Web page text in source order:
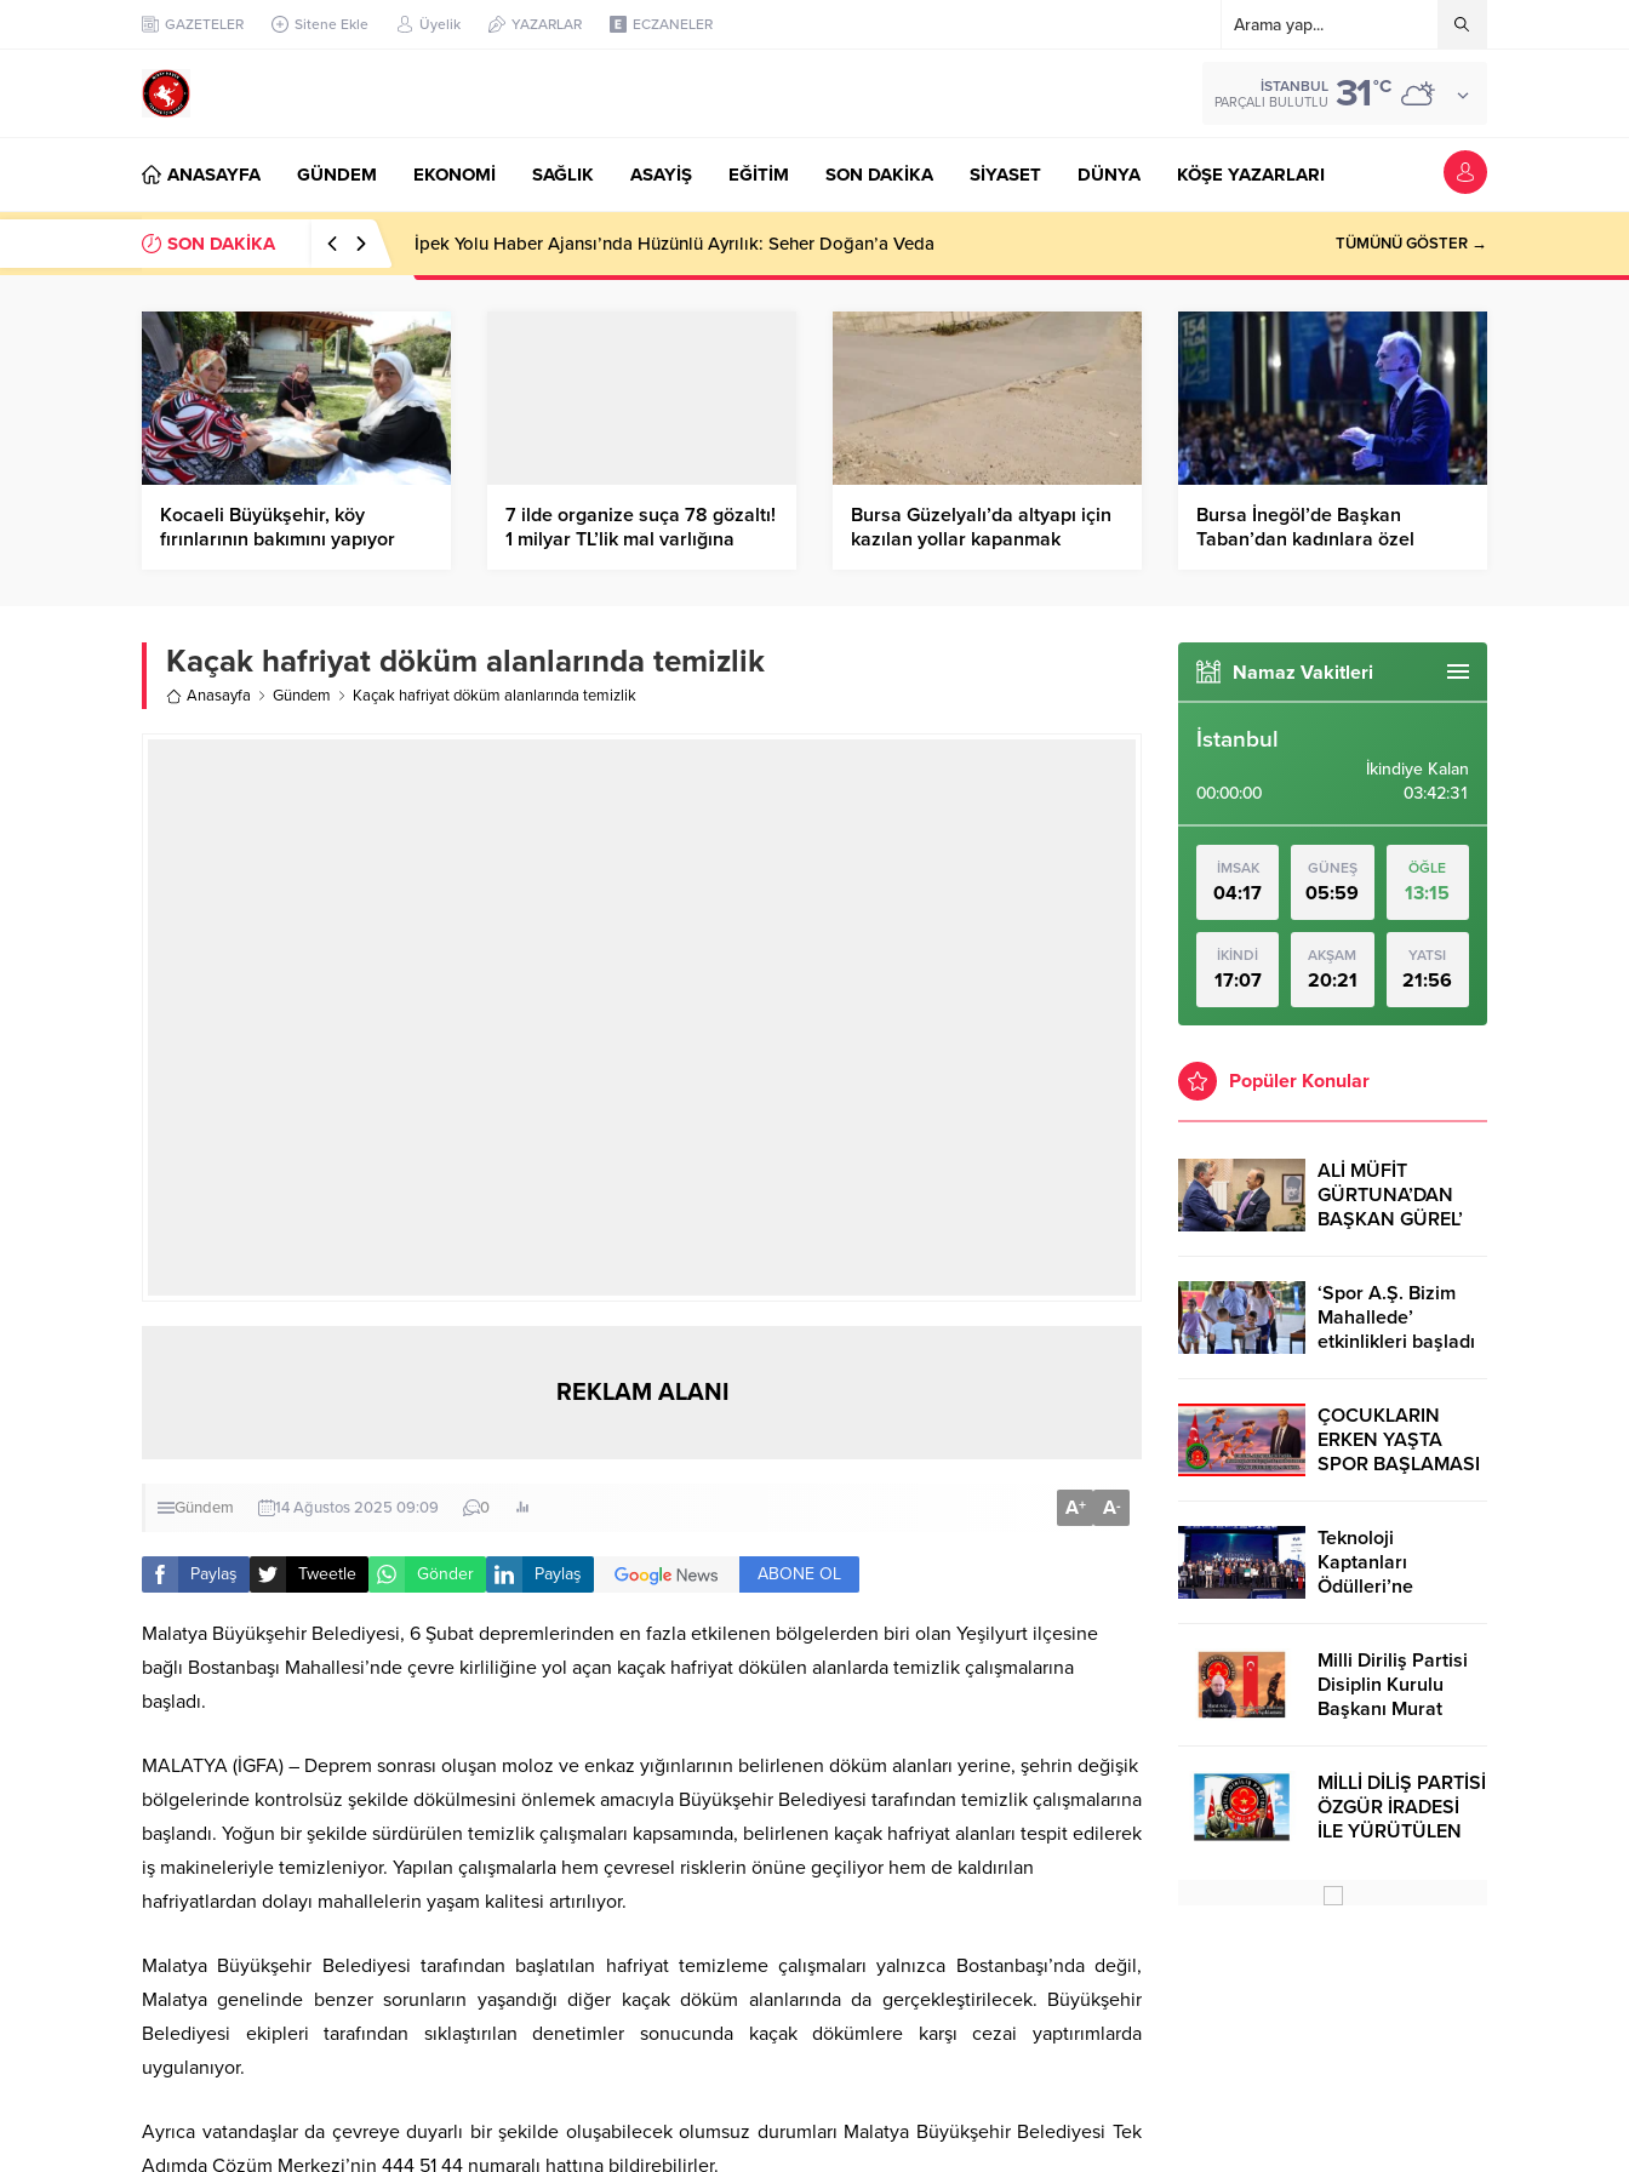
GAZETELER Sitene Ekle Üyelik YAZARLAR ECZANELER
İSTANBUL
PARÇALI BULUTLU 31°C
ANASAYFA GÜNDEM EKONOMİ SAĞLIK ASAYİŞ EĞİTİM SON DAKİKA SİYASET DÜNYA KÖŞE YAZARLARI
SON DAKİKA Başkan Nihat Öztürk, Şanahan’da Hacı Eryaman’a Misafir Oldu TÜMÜNÜ GÖSTER →
Kocaeli Büyükşehir, köy
fırınlarının bakımını yapıyor
7 ilde organize suça 78 gözaltı!
1 milyar TL’lik mal varlığına
Bursa Güzelyalı’da altyapı için
kazılan yollar kapanmak
Bursa İnegöl’de Başkan
Taban’dan kadınlara özel
Kaçak hafriyat döküm alanlarında temizlik
Anasayfa Gündem Kaçak hafriyat döküm alanlarında temizlik
REKLAM ALANI
Gündem 14 Ağustos 2025 09:09 0 A+ A-
Paylaş Tweetle Gönder Paylaş ABONE OL
Malatya Büyükşehir Belediyesi, 6 Şubat depremlerinden en fazla etkilenen bölgelerden biri olan Yeşilyurt ilçesine
bağlı Bostanbaşı Mahallesi’nde çevre kirliliğine yol açan kaçak hafriyat dökülen alanlarda temizlik çalışmalarına
başladı.
MALATYA (İGFA) – Deprem sonrası oluşan moloz ve enkaz yığınlarının belirlenen döküm alanları yerine, şehrin değişik
bölgelerinde kontrolsüz şekilde dökülmesini önlemek amacıyla Büyükşehir Belediyesi tarafından temizlik çalışmalarına
başlandı. Yoğun bir şekilde sürdürülen temizlik çalışmaları kapsamında, belirlenen kaçak hafriyat alanları tespit edilerek
iş makineleriyle temizleniyor. Yapılan çalışmalarla hem çevresel risklerin önüne geçiliyor hem de kaldırılan
hafriyatlardan dolayı mahallelerin yaşam kalitesi artırılıyor.
Malatya Büyükşehir Belediyesi tarafından başlatılan hafriyat temizleme çalışmaları yalnızca Bostanbaşı’nda değil,
Malatya genelinde benzer sorunların yaşandığı diğer kaçak döküm alanlarında da gerçekleştirilecek. Büyükşehir
Belediyesi ekipleri tarafından sıklaştırılan denetimler sonucunda kaçak dökümlere karşı cezai yaptırımlarda
uygulanıyor.
Ayrıca vatandaşlar da çevreye duyarlı bir şekilde oluşabilecek olumsuz durumları Malatya Büyükşehir Belediyesi Tek
Adımda Çözüm Merkezi’nin 444 51 44 numaralı hattına bildirebilirler.
Namaz Vakitleri
İstanbul
00:00:00
İkindiye Kalan
03:42:31
İMSAK
04:17
GÜNEŞ
05:59
ÖĞLE
13:15
İKİNDİ
17:07
AKŞAM
20:21
YATSI
21:56
Popüler Konular
ALİ MÜFİT
GÜRTUNA’DAN
BAŞKAN GÜREL’
‘Spor A.Ş. Bizim
Mahallede’
etkinlikleri başladı
ÇOCUKLARIN
ERKEN YAŞTA
SPOR BAŞLAMASI
UZAK TUTUMUŞ
OLACAKTIR
Teknoloji
Kaptanları
Ödülleri’ne
Milli Diriliş Partisi
Disiplin Kurulu
Başkanı Murat
Basın Açıklaması
MİLLİ DİLİŞ PARTİSİ
ÖZGÜR İRADESİ
İLE YÜRÜTÜLEN
OLUŞUMUDUR